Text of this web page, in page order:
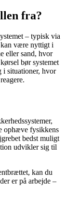
fra?
– typisk via
være nyttigt i
eller sand, hvor
bør systemet
i situationer, hvor
ophæve fysikkens
bedst muligt
udvikler sig til
kan du
er på arbejde –